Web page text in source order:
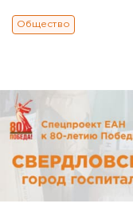
Общество